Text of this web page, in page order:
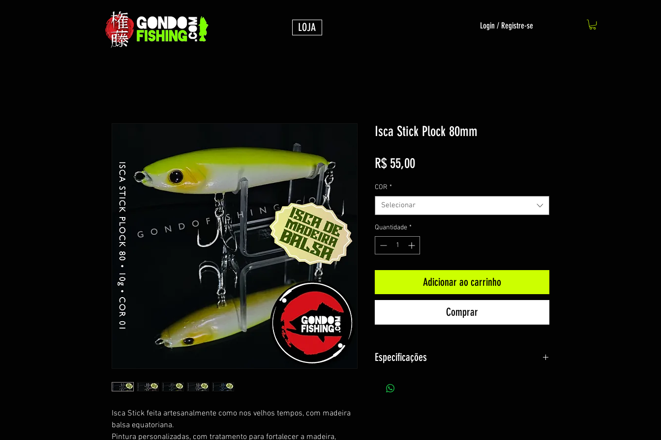
LOJA Login / Registre-se
Isca Stick feita artesanalmente como nos velhos tempos, com madeira
balsa equatoriana.
Pintura personalizadas, com tratamento para fortalecer a madeira,
Isca Stick Plock 80mm
R$ 55,00Preço
COR *
Selecionar
Quantidade *
Adicionar ao carrinho
Comprar
Especificações
Peso: 10,3g